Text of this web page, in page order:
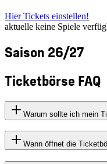
Hier Tickets einstellen!
aktuelle keine Spiele
Saison 26/27
Ticketbörse FAQ
Warum sollte ich mein
Wann öffnet die